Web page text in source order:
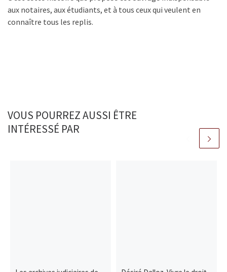
aux notaires, aux étudiants, et à tous ceux qui veulent en
connaître tous les replis.
VOUS POURREZ AUSSI ÊTRE
INTÉRESSÉ PAR